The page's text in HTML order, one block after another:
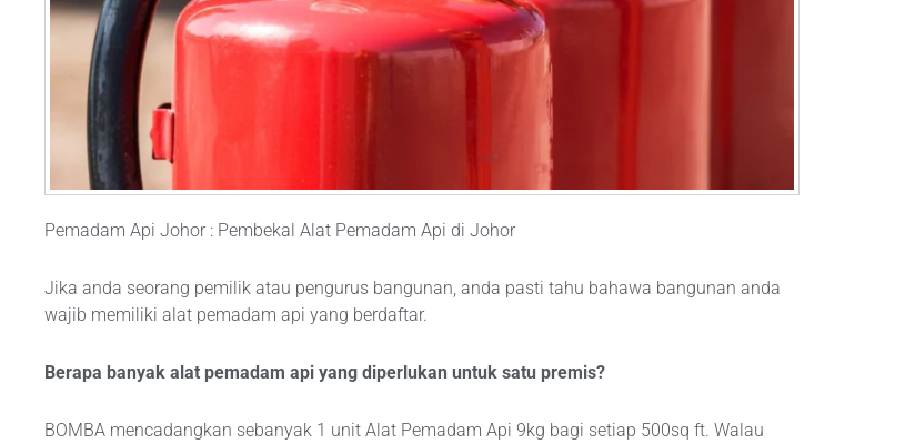
Pemadam Api Johor : Pembekal Alat Pemadam Api di Johor
Jika anda seorang pemilik atau pengurus bangunan, anda pasti tahu bahawa bangunan anda
wajib memiliki alat pemadam api yang berdaftar.
Berapa banyak alat pemadam api yang diperlukan untuk satu premis?
BOMBA mencadangkan sebanyak 1 unit Alat Pemadam Api 9kg bagi setiap 500sq ft. Walau